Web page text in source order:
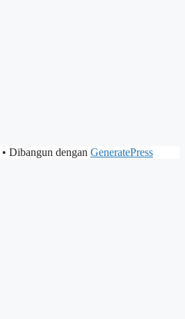
• Dibangun dengan GeneratePress